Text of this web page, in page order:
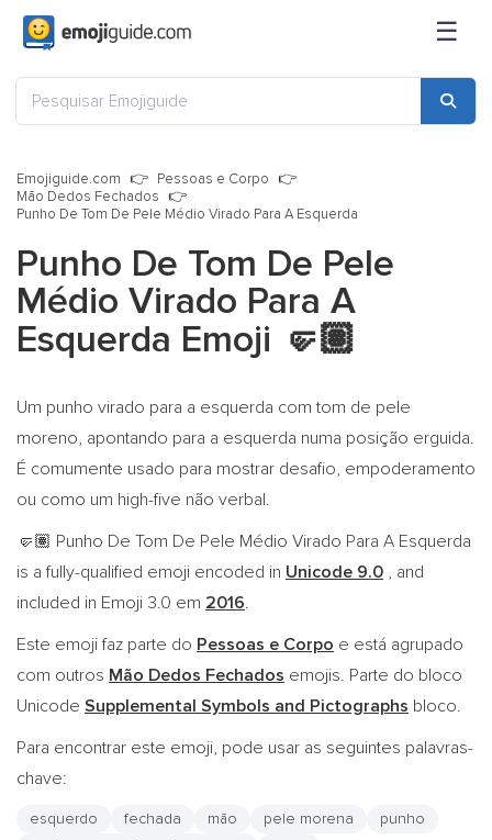
☰
Emojiguide.com
Pessoas e Corpo
Mão Dedos Fechados
Punho De Tom De Pele Médio Virado Para A Esquerda
Punho De Tom De Pele
Médio Virado Para A
Esquerda Emoji 🤛🏽
Um punho virado para a esquerda com tom de pele
moreno, apontando para a esquerda numa posição erguida.
É comumente usado para mostrar desafio, empoderamento
ou como um high-five não verbal.
🤛🏽 Punho De Tom De Pele Médio Virado Para A Esquerda
is a fully-qualified emoji encoded in Unicode 9.0 , and
included in Emoji 3.0 em 2016.
Este emoji faz parte do Pessoas e Corpo e está agrupado
com outros Mão Dedos Fechados emojis. Parte do bloco
Unicode Supplemental Symbols and Pictographs bloco.
Para encontrar este emoji, pode usar as seguintes palavras-
chave:
esquerdo fechada mão pele morena
punho